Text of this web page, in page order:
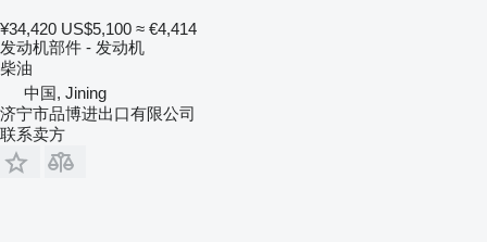
¥34,420 US$5,100 ≈ €4,414
发动机部件 - 发动机
柴油
中国, Jining
济宁市品博进出口有限公司
联系卖方